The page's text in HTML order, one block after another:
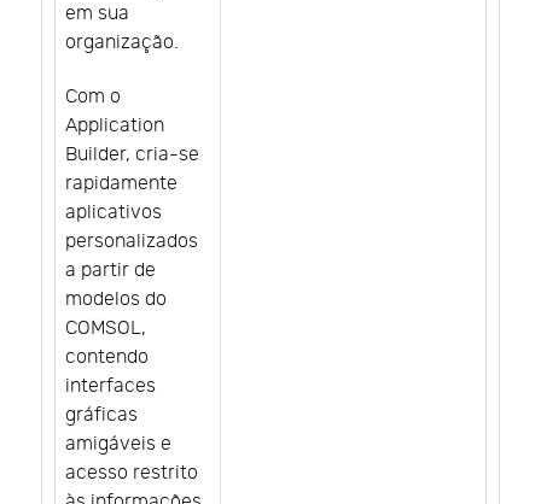
em sua
organização.
Com o
Application
Builder, cria-se
rapidamente
aplicativos
personalizados
a partir de
modelos do
COMSOL,
contendo
interfaces
gráficas
amigáveis e
acesso restrito